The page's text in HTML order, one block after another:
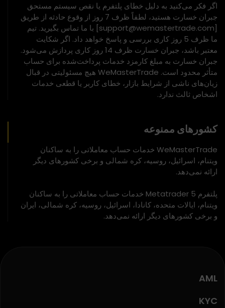
اگر فکر می‌کنید به دلیل خطای پلتفرم یا نقص سیستم مستحق
جبران خسارت هستید، لطفاً ظرف 7 روز از وقوع حادثه از طریق
[support@wemastertrade.com] با ما تماس بگیرید. تیم
ما ظرف 5 روز کاری بررسی و پاسخ خواهد داد. اگر شکایت
معتبر باشد، جبران خسارت ظرف 14 روز کاری پردازش می‌شود.
جبران خسارت به مبلغ کارمزد خدمات پرداخت‌شده برای حساب
متأثر محدود است. WeMasterTrade هیچ مسئولیتی در قبال
زیان‌های ناشی از شرایط بازار، خطای کاربر یا قطعی خدمات
اشخاص ثالث ندارد.
کشورهای ممنوعه
WeMasterTrade خدمات حساب معاملاتی را به ساکنان
ویتنام، اسرائیل، روسیه، کره شمالی و برخی کشورهای دیگر
ارائه نمی‌دهد.
پلتفرم Metatrader 5 خدمات حساب معاملاتی را به ساکنان
ویتنام، ایالات متحده، کانادا، اسرائیل، روسیه، کره شمالی، ایران
و برخی کشورهای دیگر ارائه نمی‌دهد.
AML
KYC